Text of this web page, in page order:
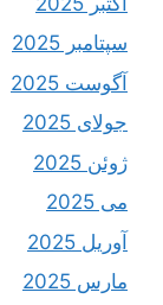
سپتامبر 2025
آگوست 2025
جولای 2025
ژوئن 2025
می 2025
آوریل 2025
مارس 2025